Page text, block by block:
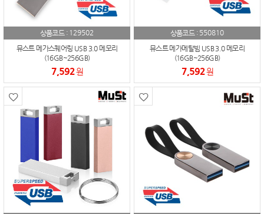
상품코드 : 129502
뮤스트 메가스퀘어링 USB 3.0 메모리
(16GB~256GB)
7,592원
상품코드 : 550810
뮤스트 메가메탈빔 USB 3.0 메모리
(16GB~256GB)
7,592원